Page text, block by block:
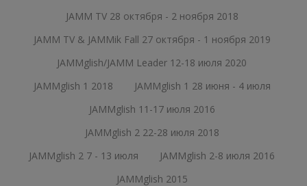
JAMM TV 28 октября - 2 ноября 2018
JAMM TV & JAMMik Fall 27 октября - 1 ноября 2019
JAMMglish/JAMM Leader 12-18 июля 2020
JAMMglish 1 2018
JAMMglish 1 28 июня - 4 июля
JAMMglish 11-17 июля 2016
JAMMglish 2 22-28 июля 2018
JAMMglish 2 7 - 13 июля
JAMMglish 2-8 июля 2016
JAMMglish 2015